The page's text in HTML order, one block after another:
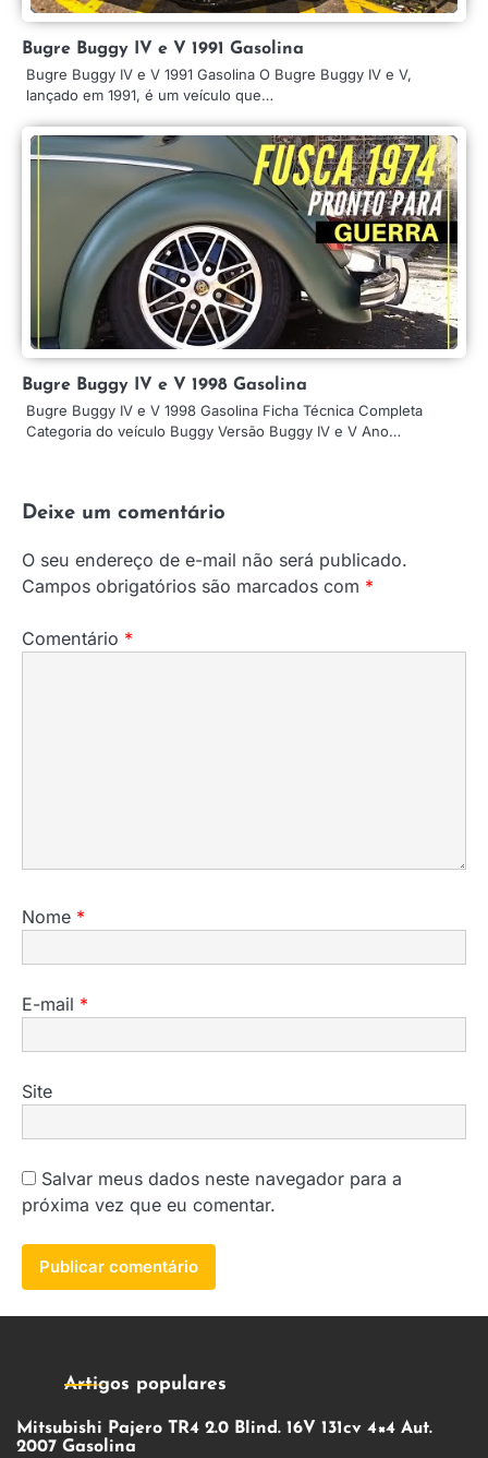
Bugre Buggy IV e V 1991 Gasolina
Bugre Buggy IV e V 1991 Gasolina O Bugre Buggy IV e V,
lançado em 1991, é um veículo que…
Bugre Buggy IV e V 1998 Gasolina
Bugre Buggy IV e V 1998 Gasolina Ficha Técnica Completa
Categoria do veículo Buggy Versão Buggy IV e V Ano…
Deixe um comentário
O seu endereço de e-mail não será publicado.
Campos obrigatórios são marcados com *
Comentário *
Nome *
E-mail *
Site
Salvar meus dados neste navegador para a
próxima vez que eu comentar.
Artigos populares
Mitsubishi Pajero TR4 2.0 Blind. 16V 131cv 4×4 Aut.
2007 Gasolina